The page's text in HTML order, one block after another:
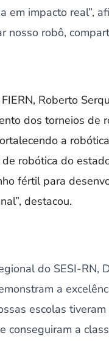
em impacto real”,
nosso robô,
Roberto
dos torneios de
a
robótica do
fértil para
destacou.
do SESI-RN,
a
escolas
conseguiram a